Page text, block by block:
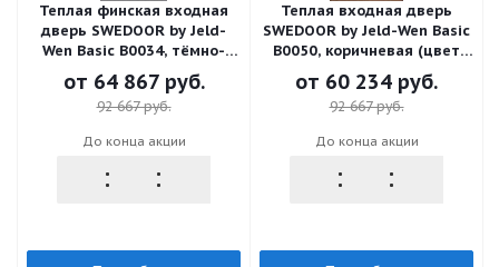
Теплая финская входная
дверь SWEDOOR by Jeld-
Wen Basic B0034, тёмно-
серая
от 64 867 руб.
92 667 руб.
До конца акции
Теплая входная дверь
SWEDOOR by Jeld-Wen Basic
B0050, коричневая (цвет
RR32)
от 60 234 руб.
92 667 руб.
До конца акции